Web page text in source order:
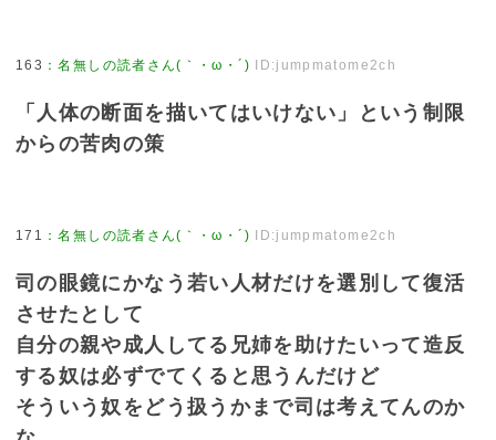
163 ：名無しの読者さん(｀・ω・´) ID:jumpmatome2ch
「人体の断面を描いてはいけない」という制限
からの苦肉の策
171 ：名無しの読者さん(｀・ω・´) ID:jumpmatome2ch
司の眼鏡にかなう若い人材だけを選別して復活
させたとして
自分の親や成人してる兄姉を助けたいって造反
する奴は必ずでてくると思うんだけど
そういう奴をどう扱うかまで司は考えてんのか